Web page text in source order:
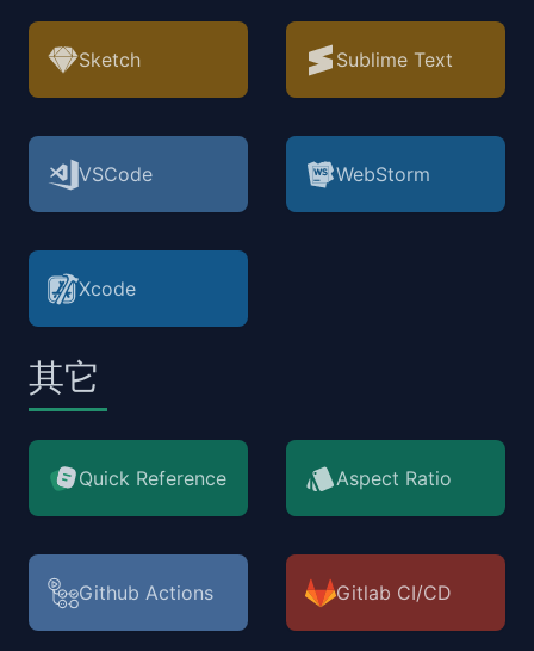
Sketch Sublime Text
VSCode WebStorm
Xcode
其它
Quick Reference Aspect Ratio
Github Actions Gitlab CI/CD